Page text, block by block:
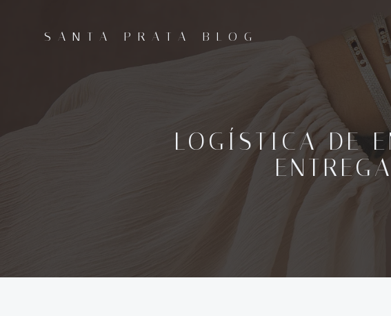
SANTA PRATA BLOG
LOGÍSTICA DE